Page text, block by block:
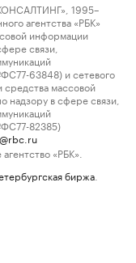
1995–
агентства «РБК»
информации
связи,
63848) и сетевого
средства массовой
в сфере связи,
82385)
«РБК».
биржа